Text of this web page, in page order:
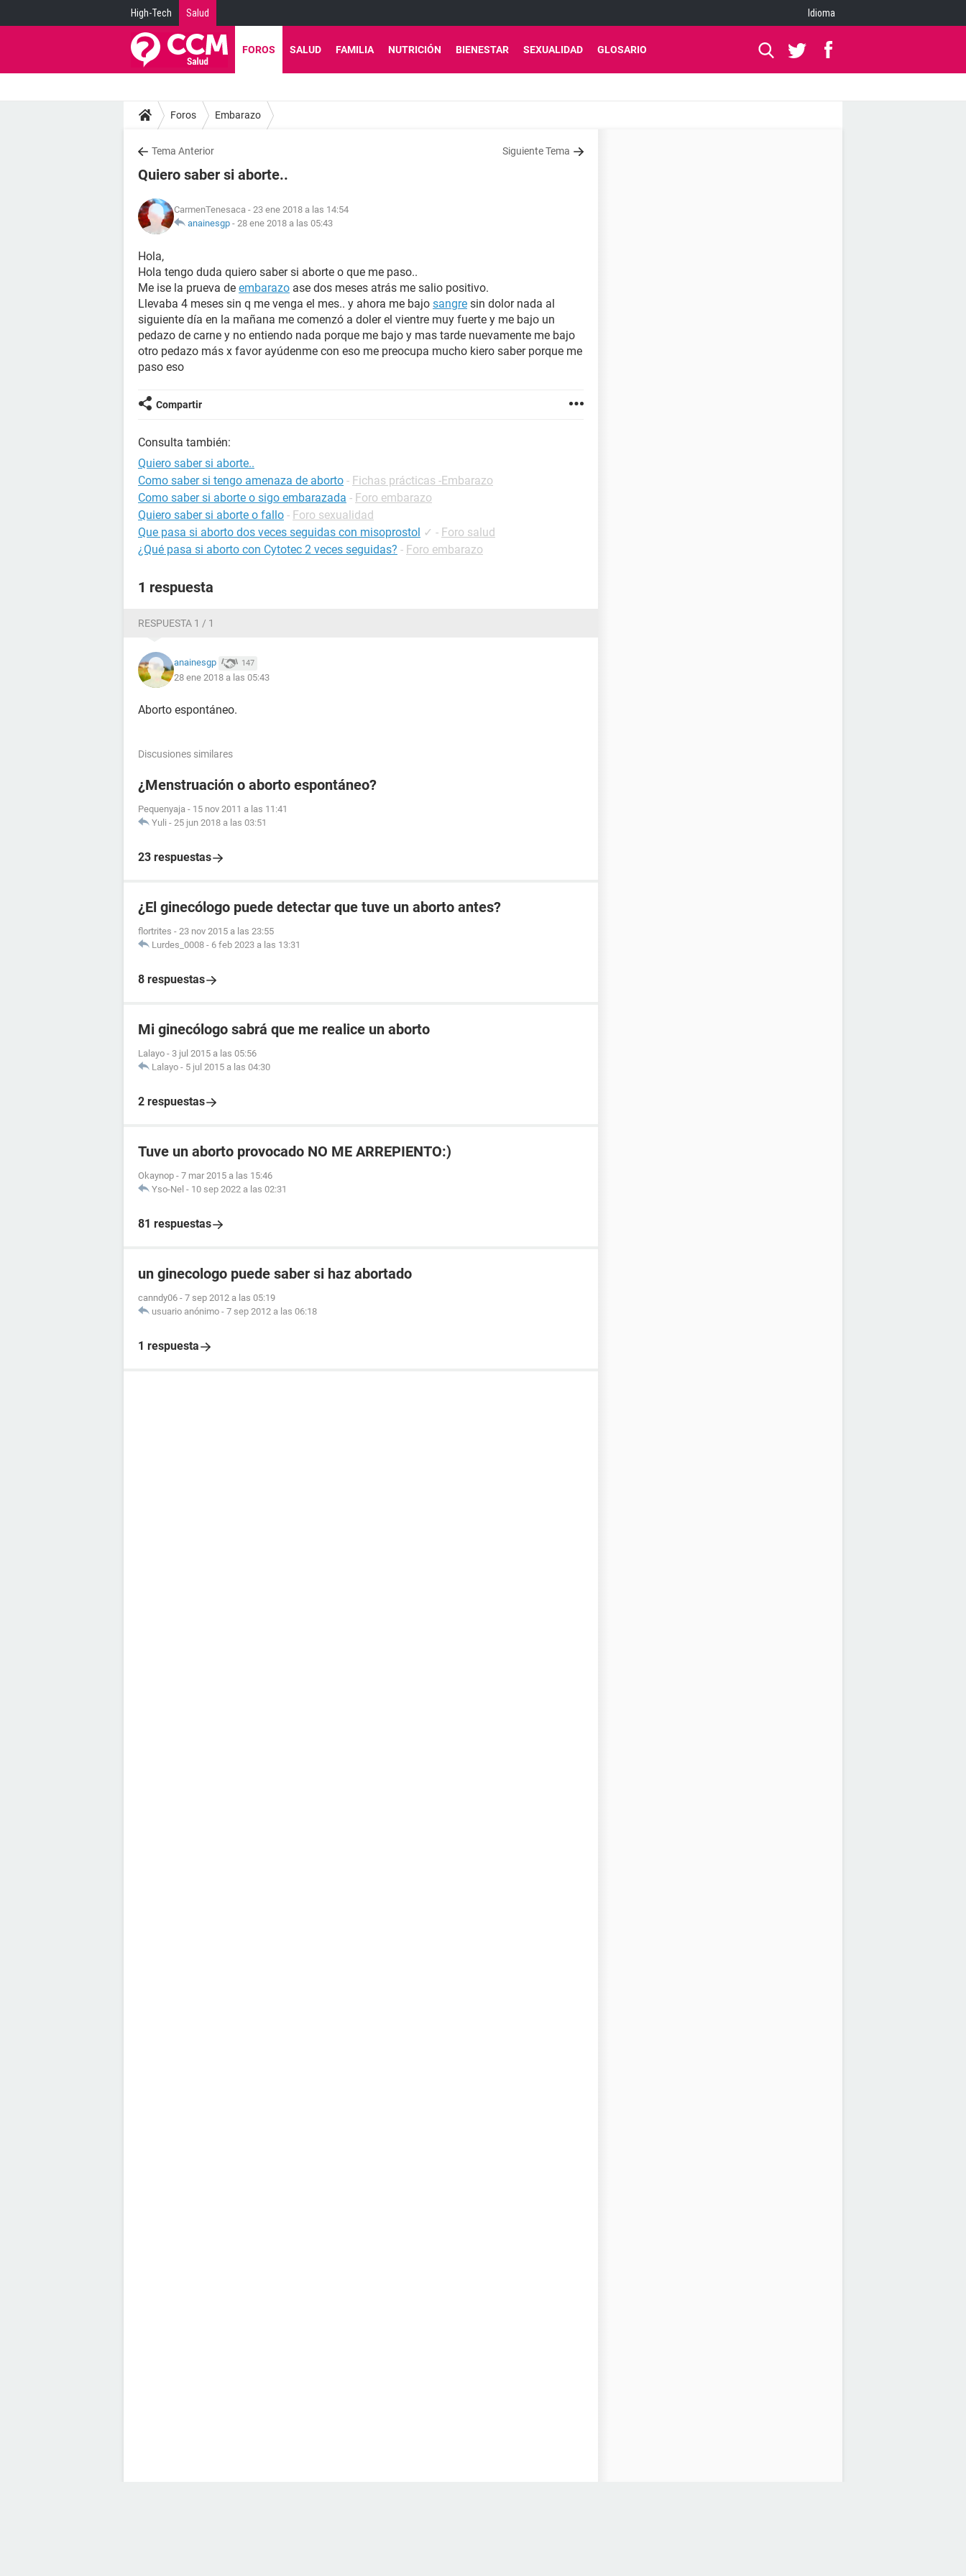
High-Tech Salud Idioma
FOROS SALUD FAMILIA NUTRICIÓN BIENESTAR SEXUALIDAD GLOSARIO
Foros Embarazo
Tema Anterior Siguiente Tema
Quiero saber si aborte..
CarmenTenesaca - 23 ene 2018 a las 14:54
anainesgp - 28 ene 2018 a las 05:43
Hola,
Hola tengo duda quiero saber si aborte o que me paso..
Me ise la prueva de embarazo ase dos meses atrás me salio positivo.
Llevaba 4 meses sin q me venga el mes.. y ahora me bajo sangre sin dolor nada al
siguiente día en la mañana me comenzó a doler el vientre muy fuerte y me bajo un
pedazo de carne y no entiendo nada porque me bajo y mas tarde nuevamente me bajo
otro pedazo más x favor ayúdenme con eso me preocupa mucho kiero saber porque me
paso eso
Compartir
Consulta también:
Quiero saber si aborte..
Como saber si tengo amenaza de aborto - Fichas prácticas -Embarazo
Como saber si aborte o sigo embarazada - Foro embarazo
Quiero saber si aborte o fallo - Foro sexualidad
Que pasa si aborto dos veces seguidas con misoprostol ✓ - Foro salud
¿Qué pasa si aborto con Cytotec 2 veces seguidas? - Foro embarazo
1 respuesta
RESPUESTA 1 / 1
anainesgp 147
28 ene 2018 a las 05:43
Aborto espontáneo.
Discusiones similares
¿Menstruación o aborto espontáneo?
Pequenyaja - 15 nov 2011 a las 11:41
Yuli - 25 jun 2018 a las 03:51
23 respuestas
¿El ginecólogo puede detectar que tuve un aborto antes?
flortrites - 23 nov 2015 a las 23:55
Lurdes_0008 - 6 feb 2023 a las 13:31
8 respuestas
Mi ginecólogo sabrá que me realice un aborto
Lalayo - 3 jul 2015 a las 05:56
Lalayo - 5 jul 2015 a las 04:30
2 respuestas
Tuve un aborto provocado NO ME ARREPIENTO:)
Okaynop - 7 mar 2015 a las 15:46
Yso-Nel - 10 sep 2022 a las 02:31
81 respuestas
un ginecologo puede saber si haz abortado
canndy06 - 7 sep 2012 a las 05:19
usuario anónimo - 7 sep 2012 a las 06:18
1 respuesta